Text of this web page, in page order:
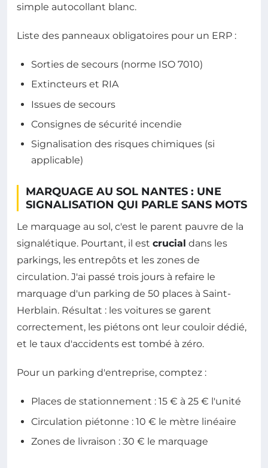
simple autocollant blanc.
Liste des panneaux obligatoires pour un ERP :
Sorties de secours (norme ISO 7010)
Extincteurs et RIA
Issues de secours
Consignes de sécurité incendie
Signalisation des risques chimiques (si
applicable)
MARQUAGE AU SOL NANTES : UNE
SIGNALISATION QUI PARLE SANS MOTS
Le marquage au sol, c'est le parent pauvre de la
signalétique. Pourtant, il est crucial dans les
parkings, les entrepôts et les zones de
circulation. J'ai passé trois jours à refaire le
marquage d'un parking de 50 places à Saint-
Herblain. Résultat : les voitures se garent
correctement, les piétons ont leur couloir dédié,
et le taux d'accidents est tombé à zéro.
Pour un parking d'entreprise, comptez :
Places de stationnement : 15 € à 25 € l'unité
Circulation piétonne : 10 € le mètre linéaire
Zones de livraison : 30 € le marquage